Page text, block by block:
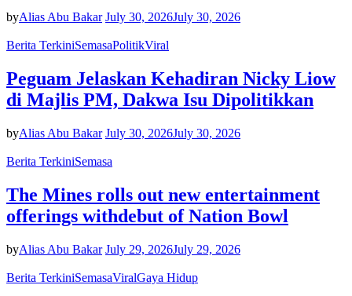
byAlias Abu Bakar July 30, 2026July 30, 2026
Berita TerkiniSemasaPolitikViral
Peguam Jelaskan Kehadiran Nicky Liow
di Majlis PM, Dakwa Isu Dipolitikkan
byAlias Abu Bakar July 30, 2026July 30, 2026
Berita TerkiniSemasa
The Mines rolls out new entertainment
offerings withdebut of Nation Bowl
byAlias Abu Bakar July 29, 2026July 29, 2026
Berita TerkiniSemasaViralGaya Hidup